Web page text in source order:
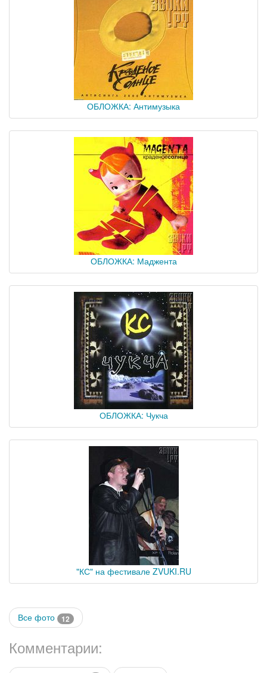
ОБЛОЖКА: Антимузыка
ОБЛОЖКА: Маджента
ОБЛОЖКА: Чукча
"КС" на фестивале ZVUKI.RU
Все фото 12
Комментарии: